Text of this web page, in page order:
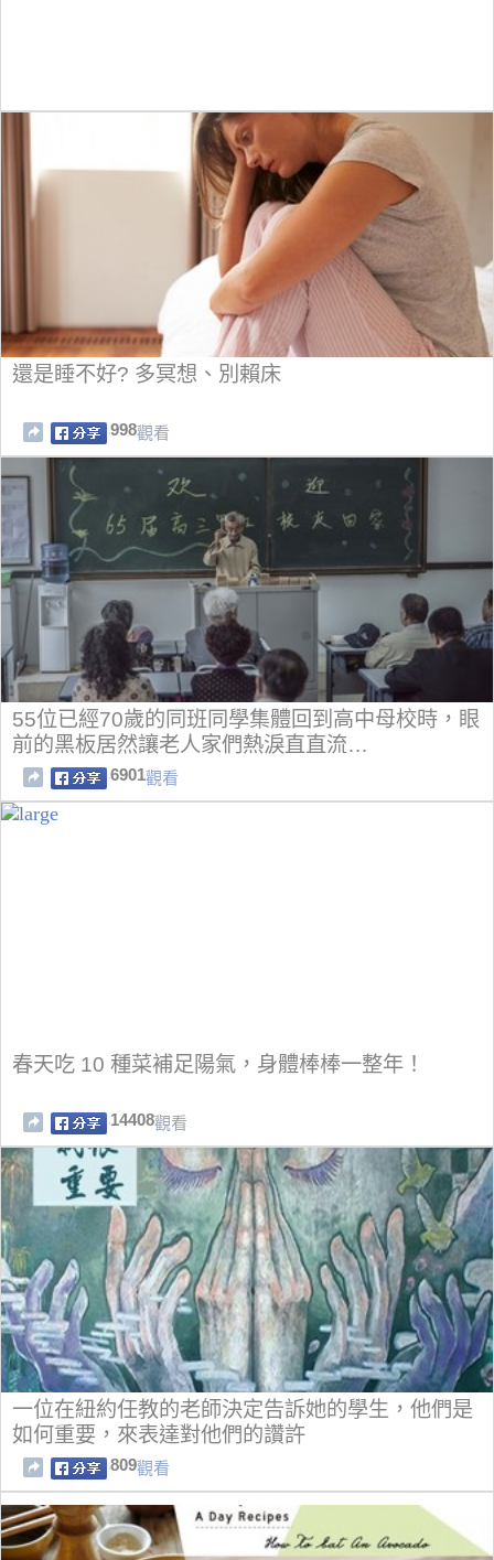
還是睡不好? 多冥想、別賴床
998觀看
55位已經70歲的同班同學集體回到高中母校時，眼
前的黑板居然讓老人家們熱淚直直流…
6901觀看
春天吃 10 種菜補足陽氣，身體棒棒一整年！
14408觀看
一位在紐約任教的老師決定告訴她的學生，他們是
如何重要，來表達對他們的讚許
809觀看